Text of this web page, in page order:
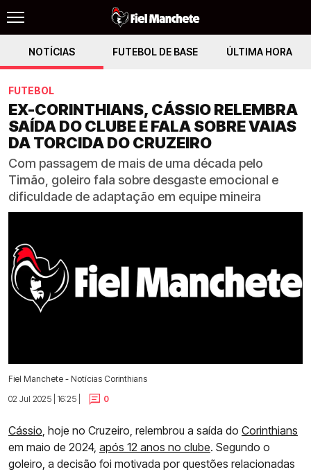
NOTÍCIAS FUTEBOL DE BASE ÚLTIMA HORA
FUTEBOL
EX-CORINTHIANS, CÁSSIO RELEMBRA
SAÍDA DO CLUBE E FALA SOBRE VAIAS
DA TORCIDA DO CRUZEIRO
Com passagem de mais de uma década pelo
Timão, goleiro fala sobre desgaste emocional e
dificuldade de adaptação em equipe mineira
Fiel Manchete - Notícias Corinthians
02 Jul 2025 | 16:25 |
0
Cássio, hoje no Cruzeiro, relembrou a saída do Corinthians
em maio de 2024, após 12 anos no clube. Segundo o
goleiro, a decisão foi motivada por questões relacionadas